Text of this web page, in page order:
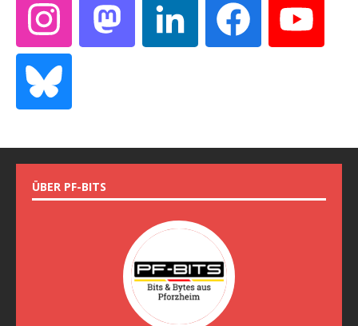
ÜBER PF-BITS